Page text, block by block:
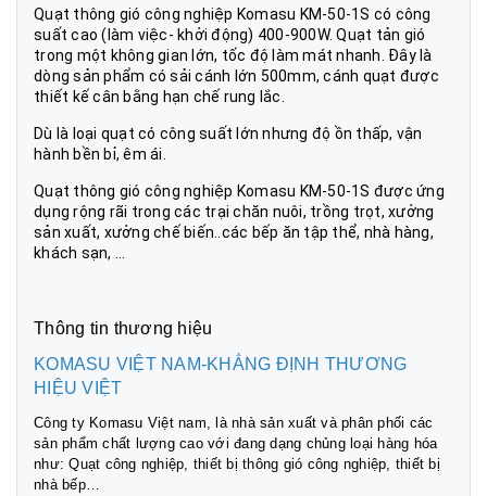
Quạt thông gió công nghiệp Komasu KM-50-1S có công
suất cao (làm việc- khởi động) 400-900W. Quạt tản gió
trong một không gian lớn, tốc độ làm mát nhanh. Đây là
dòng sản phẩm có sải cánh lớn 500mm, cánh quạt được
thiết kế cân bằng hạn chế rung lắc.
Dù là loại quạt có công suất lớn nhưng độ ồn thấp, vận
hành bền bỉ, êm ái.
Quạt thông gió công nghiệp Komasu KM-50-1S được ứng
dụng rộng rãi trong các trại chăn nuôi, trồng trọt, xưởng
sản xuất, xưởng chế biến..các bếp ăn tập thể, nhà hàng,
khách sạn, ...
Thông tin thương hiệu
KOMASU VIỆT NAM-KHẲNG ĐỊNH THƯƠNG
HIỆU VIỆT
Công ty Komasu Việt nam, là nhà sản xuất và phân phối các
sản phẩm chất lượng cao với đang dạng chủng loại hàng hóa
như: Quạt công nghiệp, thiết bị thông gió công nghiệp, thiết bị
nhà bếp…